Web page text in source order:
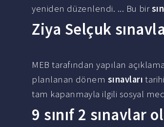
yeniden düzenlendi. ... Bu bir
Ziya Selçuk
MEB tarafından yapılan
planlanan dönem sınavları
tam kapanmayla ilgili sosyal
9 sınıf 2 sınavlar